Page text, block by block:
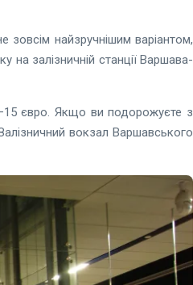
найзручнішим варіантом,
залізничній станції Варшава-
євро. Якщо ви подорожуєте з
вокзал Варшавського